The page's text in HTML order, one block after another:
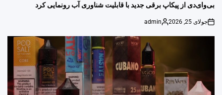
بی‌وای‌دی از پیکاپ برقی جدید با قابلیت شناوری آب رونمایی کرد
on
جولای 25, 2026
Posted
admin